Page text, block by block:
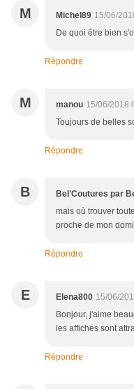
M Michel89 15/06/
De quoi être bien
Répondre
M manou 15/06/2018
Toujours de belles
Répondre
B Bel'Coutures par
mais où trouver
proche de mon
Répondre
E Elena800 15/06/
Bonjour, j'aime
les affiches sont
Répondre